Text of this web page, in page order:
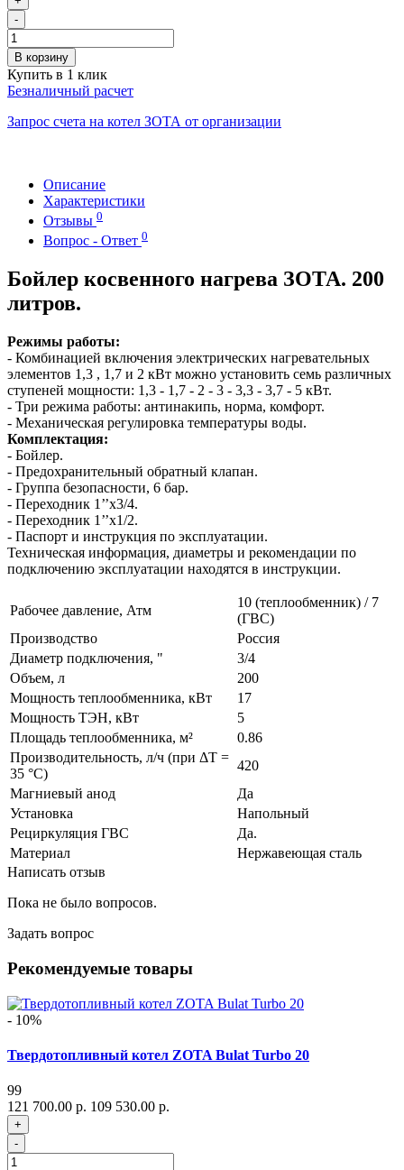
-
В корзину
Купить в 1 клик
Безналичный расчет
Запрос счета на котел ЗОТА от организации
Описание
Характеристики
Отзывы 0
Вопрос - Ответ 0
Бойлер косвенного нагрева ЗОТА. 200
литров.
Режимы работы:
- Комбинацией включения электрических нагревательных
элементов 1,3 , 1,7 и 2 кВт можно установить семь различных
ступеней мощности: 1,3 - 1,7 - 2 - 3 - 3,3 - 3,7 - 5 кВт.
- Три режима работы: антинакипь, норма, комфорт.
- Механическая регулировка температуры воды.
Комплектация:
- Бойлер.
- Предохранительный обратный клапан.
- Группа безопасности, 6 бар.
- Переходник 1’’х3/4.
- Переходник 1’’х1/2.
- Паспорт и инструкция по эксплуатации.
Техническая информация, диаметры и рекомендации по
подключению эксплуатации находятся в инструкции.
Рабочее давление, Атм
10 (теплообменник) / 7
(ГВС)
Производство
Россия
Диаметр подключения, "
3/4
Объем, л
200
Мощность теплообменника, кВт
17
Мощность ТЭН, кВт
5
Площадь теплообменника, м²
0.86
Производительность, л/ч (при ΔT =
35 °C)
420
Магниевый анод
Да
Установка
Напольный
Рециркуляция ГВС
Да.
Материал
Нержавеющая сталь
Написать отзыв
Пока не было вопросов.
Задать вопрос
Рекомендуемые товары
- 10%
Твердотопливный котел ZOTA Bulat Turbo 20
99
121 700.00 р. 109 530.00 р.
+
-